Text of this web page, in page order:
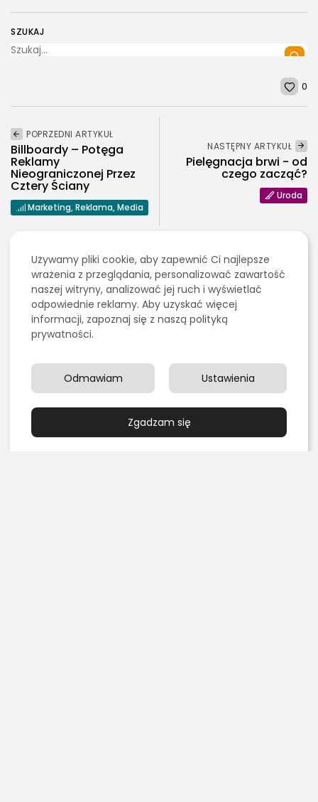
2026 - Bookini.pl Wszelkie prawa zastrzeżone.
Treści umieszczone na stornie są chronione
prawem autorskim.
SZUKAJ
0
POPRZEDNI ARTYKUŁ
Billboardy – Potęga
Reklamy
Nieograniczonej Przez
Cztery Ściany
Marketing, Reklama, Media
NASTĘPNY ARTYKUŁ
Pielęgnacja brwi - od
czego zacząć?
Uroda
Ostatnie artykuły:
Kulinaria
Grillowanie pośrednie czy bezpośrednie – czym się
różnią?
PUBLIKACJA:REDAKCJA
Chemia organiczna dla maturzystów: najlepsze
książki i zasoby online do...
Marketing, Reklama, Media
Jak skutecznie promować sklep fryzjerski w
Używamy pliki cookie, aby zapewnić Ci najlepsze
wrażenia z przeglądania, personalizować zawartość
naszej witryny, analizować jej ruch i wyświetlać
odpowiednie reklamy. Aby uzyskać więcej
informacji, zapoznaj się z naszą polityką
prywatności.
Zgadzam się
Ustawienia
Odmawiam